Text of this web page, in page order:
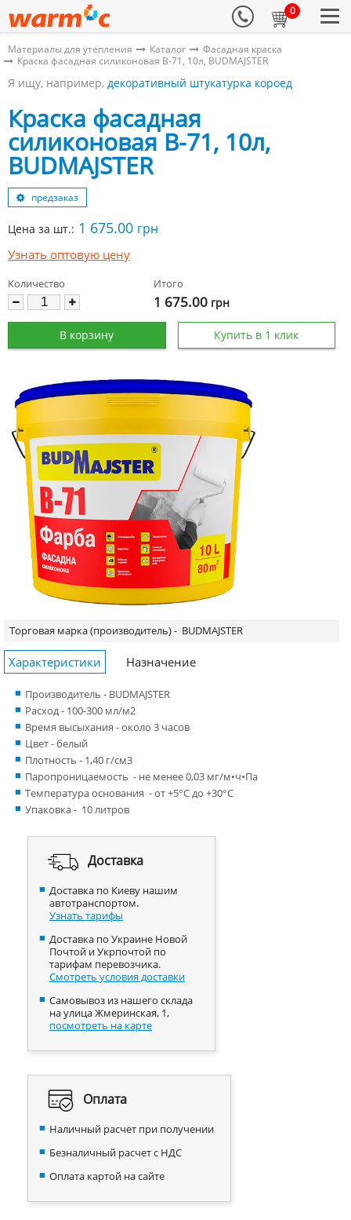
0
Материалы для утепления Каталог
Фасадная краска
Краска фасадная силиконовая B-71, 10л, BUDMAJSTER
Я ищу, например, декоративный штукатурка короед
Краска фасадная
силиконовая B-71, 10л,
BUDMAJSTER
предзаказ
Цена за шт.: 1 675.00 грн
Узнать оптовую цену
Количество Итого
1 675.00 грн
В корзину Купить в 1 клик
Торговая марка (производитель) - BUDMAJSTER
Характеристики Назначение
Производитель - BUDMAJSTER
Расход - 100-300 мл/м2
Время высыхания - около 3 часов
Цвет - белый
Плотность - 1,40 г/см3
Паропроницаемость - не менее 0,03 мг/м•ч•Па
Температура основания - от +5°С до +30°С
Упаковка - 10 литров
Доставка
Доставка по Киеву нашим
автотранспортом.
Узнать тарифы
Доставка по Украине Новой
Почтой и Укрпочтой по
тарифам перевозчика.
Смотреть условия доставки
Самовывоз из нашего склада
на улица Жмеринская, 1,
посмотреть на карте
Оплата
Наличный расчет при получении
Безналичный расчет с НДС
Оплата картой на сайте